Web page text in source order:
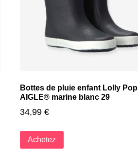
Bottes de pluie enfant Lolly Pop
AIGLE® marine blanc 29
34,99 €
Achetez